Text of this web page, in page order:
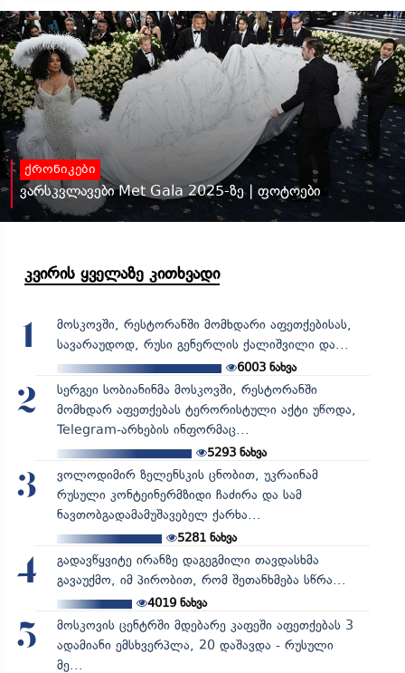
ქრონიკები
ვარსკვლავები Met Gala 2025-ზე | ფოტოები
კვირის ყველაზე კითხვადი
1
მოსკოვში, რესტორანში მომხდარი აფეთქებისას,
სავარაუდოდ, რუსი გენერლის ქალიშვილი და...
6003 ნახვა
2
სერგეი სობიანინმა მოსკოვში, რესტორანში
მომხდარ აფეთქებას ტერორისტული აქტი უწოდა,
Telegram-არხების ინფორმაც...
5293ნახვა
3
ვოლოდიმირ ზელენსკის ცნობით, უკრაინამ
რუსული კონტეინერმზიდი ჩაძირა და სამ
ნავთობგადამამუშავებელ ქარხა...
5281ნახვა
4
გადავწყვიტე ირანზე დაგეგმილი თავდასხმა
გავაუქმო, იმ პირობით, რომ შეთანხმება სწრა...
4019ნახვა
5
მოსკოვის ცენტრში მდებარე კაფეში აფეთქებას 3
ადამიანი ემსხვერპლა, 20 დაშავდა - რუსული
მე...